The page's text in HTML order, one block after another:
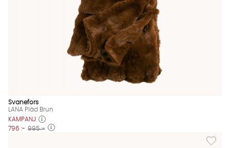
Svanefors
LANA Pläd Brun
KAMPANJ
796 :- 995 :-
Lägg